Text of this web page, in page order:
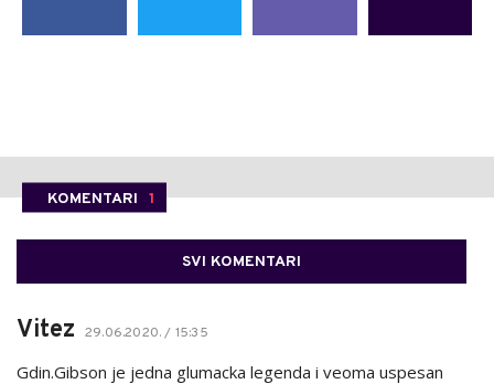
KOMENTARI 1
SVI KOMENTARI
Vitez 29.06.2020. / 15:35
Gdin.Gibson je jedna glumacka legenda i veoma uspesan